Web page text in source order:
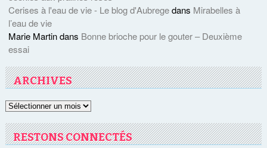
Cerises à l'eau de vie - Le blog d'Aubregedans Mirabelles à
l’eau de vie
Marie Martindans Bonne brioche pour le gouter – Deuxième
essai
ARCHIVES
Archives
RESTONS CONNECTÉS